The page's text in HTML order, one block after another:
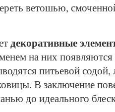
ветошью,
декоративные
на них
питьевой
В заключение
до идеального